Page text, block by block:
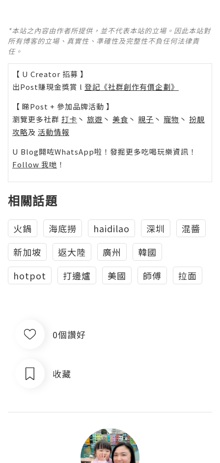
*本站之內容由作者所提供，並不代表本站的立場。因此本站對
所有博客的立場、真實性、準確性及完整性不負任何法律責
任。
【 U Creator 招募 】
出Post賺現金獎賞 l 登記《社群創作有價企劃》
【 睇Post + 參加品牌活動 】
瀏覽更多社群 打卡 丶 旅遊 丶 美食 丶 親子 丶 寵物 丶 扮靚
攻略及 活動情報
U Blog開咗WhatsApp啦！發掘更多吃喝玩樂資訊！
Follow 我哋 ！
相關話題
火鍋 海底撈 haidilao 深圳
混醬
新加坡
返大陸 廣州
韓國
hotpot
打邊爐 美國 師傅 拉面
0個讚好
收藏